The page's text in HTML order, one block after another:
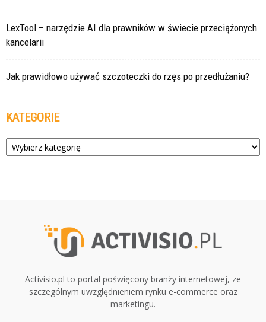
LexTool – narzędzie AI dla prawników w świecie przeciążonych
kancelarii
Jak prawidłowo używać szczoteczki do rzęs po przedłużaniu?
KATEGORIE
Kategorie
Activisio.pl to portal poświęcony branży internetowej, ze
szczególnym uwzględnieniem rynku e-commerce oraz
marketingu.